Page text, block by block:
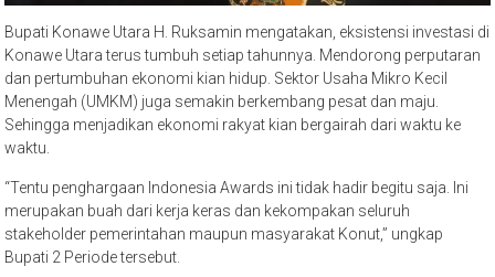
Bupati Konawe Utara H. Ruksamin mengatakan, eksistensi investasi di
Konawe Utara terus tumbuh setiap tahunnya. Mendorong perputaran
dan pertumbuhan ekonomi kian hidup. Sektor Usaha Mikro Kecil
Menengah (UMKM) juga semakin berkembang pesat dan maju.
Sehingga menjadikan ekonomi rakyat kian bergairah dari waktu ke
waktu.
“Tentu penghargaan Indonesia Awards ini tidak hadir begitu saja. Ini
merupakan buah dari kerja keras dan kekompakan seluruh
stakeholder pemerintahan maupun masyarakat Konut,” ungkap
Bupati 2 Periode tersebut.